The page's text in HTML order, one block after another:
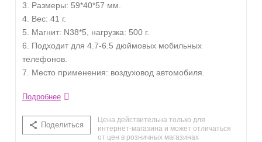
3. Размеры: 59*40*57 мм.
4. Вес: 41 г.
5. Магнит: N38*5, нагрузка: 500 г.
6. Подходит для 4.7-6.5 дюймовых мобильных
телефонов.
7. Место применения: воздуховод автомобиля.
Подробнее
Поделиться
Цена действительна только для
интернет-магазина и может отличаться
от цен в розничных магазинах